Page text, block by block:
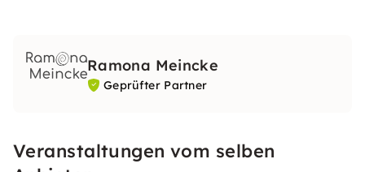
Ramona Meincke
Geprüfter Partner
Veranstaltungen vom selben